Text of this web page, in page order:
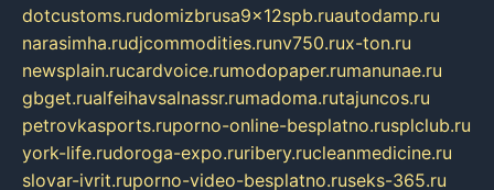
dotcustoms.rudomizbrusa9x12spb.ruautodamp.ru
narasimha.rudjcommodities.runv750.rux-ton.ru
newsplain.rucardvoice.rumodopaper.rumanunae.ru
gbget.rualfeihavsalnassr.rumadoma.rutajuncos.ru
petrovkasports.ruporno-online-besplatno.rusplclub.ru
york-life.rudoroga-expo.ruribery.rucleanmedicine.ru
slovar-ivrit.ruporno-video-besplatno.ruseks-365.ru